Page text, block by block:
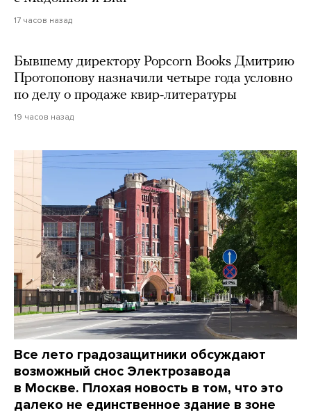
17 часов назад
Бывшему директору Popcorn Books Дмитрию
Протопопову назначили четыре года условно
по делу о продаже квир-литературы
19 часов назад
Все лето градозащитники обсуждают
возможный снос Электрозавода
в Москве. Плохая новость в том, что это
далеко не единственное здание в зоне